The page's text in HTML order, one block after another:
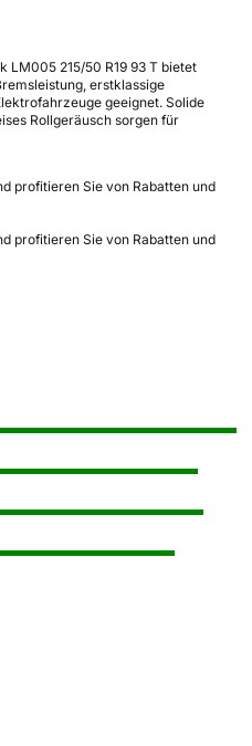
LM005 215/50 R19 93 T bietet
erstklassige
geeignet. Solide
Rollgeräusch sorgen für
profitieren Sie von Rabatten und
profitieren Sie von Rabatten und